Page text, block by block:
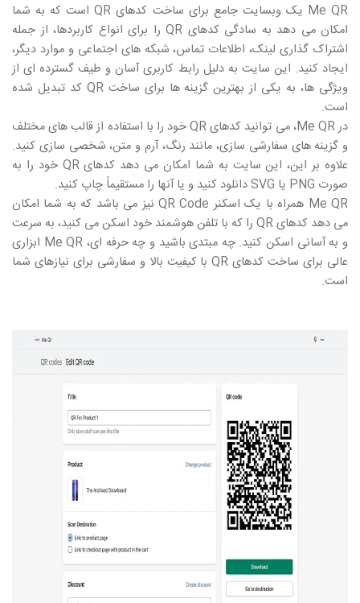
Me QR یک وبسایت جامع برای ساخت کدهای QRاست که به شما
امکان می دهد به سادگی کدهای QR را برای انواع کاربردها، از جمله
اشتراک گذاری لینک، اطلاعات تماس، شبکه های اجتماعی و موارد دیگر،
ایجاد کنید. این سایت به دلیل رابط کاربری آسان و طیف گسترده ای از
ویژگی ها، به یکی از بهترین گزینه ها برای ساختQR کد تبدیل شده
است.
درMe QR، می توانید کدهایQRخود را با استفاده از قالب های مختلف
و گزینه های سفارشی سازی، مانند رنگ، آرم و متن، شخصی سازی کنید.
علاوه بر این، این سایت به شما امکان می دهد کدهایQR خود را به
صورت PNG یا SVGدانلود کنید و یا آنها را مستقیماً چاپ کنید.
Me QR همراه با یک اسکنر QR Code نیز می باشد که به شما امکان
می دهد کدهایQR را که با تلفن هوشمند خود اسکن می کنید، به سرعت
و به آسانی اسکن کنید. چه مبتدی باشید و چه حرفه ای، Me QR ابزاری
عالی برای ساخت کدهای QRبا کیفیت بالا و سفارشی برای نیازهای شما
است.